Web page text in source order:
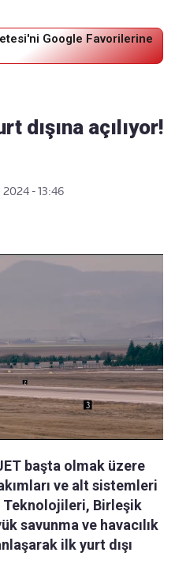
Google Favorilerine
dışına açılıyor!
2024 - 13:46
başta olmak üzere
ve alt sistemleri
Teknolojileri, Birleşik
savunma ve havacılık
ilk yurt dışı